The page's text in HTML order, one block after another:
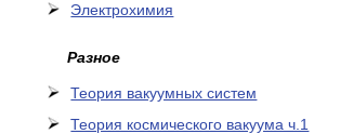
Электрохимия
Разное
Теория вакуумных систем
Теория космического вакуума ч.1